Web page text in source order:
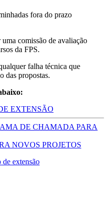
fora do prazo
comissão de avaliação
da FPS.
falha técnica que
das propostas.
EXTENSÃO
DE CHAMADA PARA
NOVOS PROJETOS
de extensão